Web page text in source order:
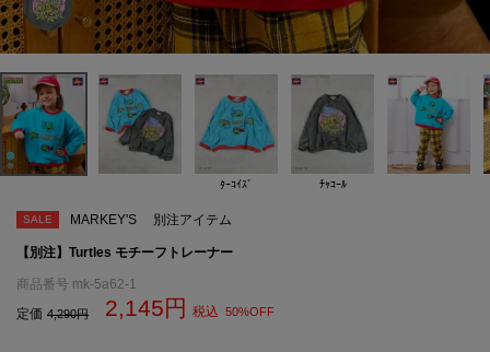
ﾀｰｺｲｽﾞ ﾁｬｺｰﾙ
SALE MARKEY'S 別注アイテム
【別注】Turtles モチーフトレーナー
商品番号 mk-5a62-1
定価 4,290 2,145 税込 50%OFF